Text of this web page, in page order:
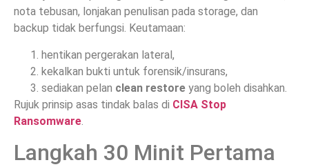
nota tebusan, lonjakan penulisan pada storage, dan
backup tidak berfungsi. Keutamaan:
hentikan pergerakan lateral,
kekalkan bukti untuk forensik/insurans,
sediakan pelan clean restore yang boleh disahkan.
Rujuk prinsip asas tindak balas di CISA Stop
Ransomware
Langkah 30 Minit Pertama